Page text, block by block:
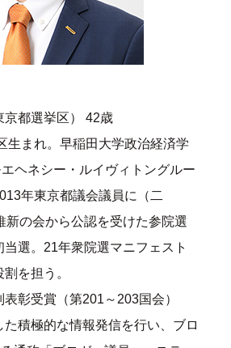
京都選挙区） 42歳
生まれ。早稲田大学政治経済学
ヘネシー・ルイヴィトングルー
年東京都議会議員に（二
新の会から公認を受けた参院選
選。21年衆院選マニフェスト
を担う。
彰受賞（第201～203国会）
た積極的な情報発信を行い、ブロ